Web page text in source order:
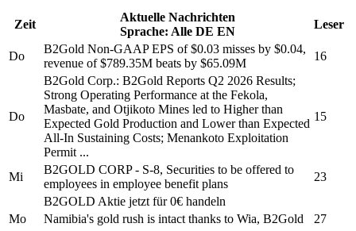
Zeit
Aktuelle Nachrichten
Sprache: Alle DE EN
Leser
Do
B2Gold Non-GAAP EPS of $0.03 misses by $0.04,
revenue of $789.35M beats by $65.09M
16
Do
B2Gold Corp.: B2Gold Reports Q2 2026 Results;
Strong Operating Performance at the Fekola,
Masbate, and Otjikoto Mines led to Higher than
Expected Gold Production and Lower than Expected
All-In Sustaining Costs; Menankoto Exploitation
Permit ...
15
Mi
B2GOLD CORP- S-8, Securities to be offered to
employees in employee benefit plans
23
B2GOLD Aktie jetzt für 0€ handeln
Mo
Namibia's gold rush is intact thanks to Wia, B2Gold
27